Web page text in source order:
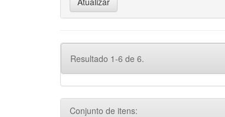
Resultado 1-6 de 6.
Conjunto de itens: